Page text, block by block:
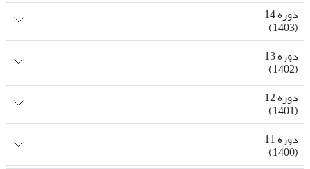
دوره 14
(1403)
دوره 13
(1402)
دوره 12
(1401)
دوره 11
(1400)